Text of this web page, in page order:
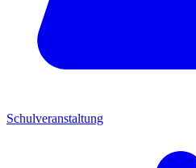
Schulveranstaltung